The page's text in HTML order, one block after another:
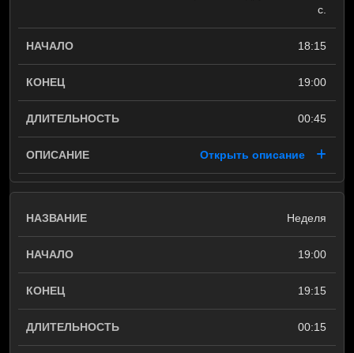
с.
18:15
19:00
00:45
Открыть описание
Неделя
19:00
19:15
00:15